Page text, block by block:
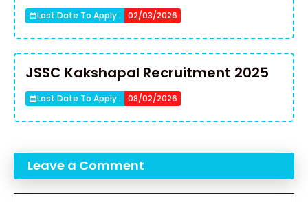
Last Date To Apply : 02/03/2026
JSSC Kakshapal Recruitment 2025
Last Date To Apply : 08/02/2026
Leave a Comment